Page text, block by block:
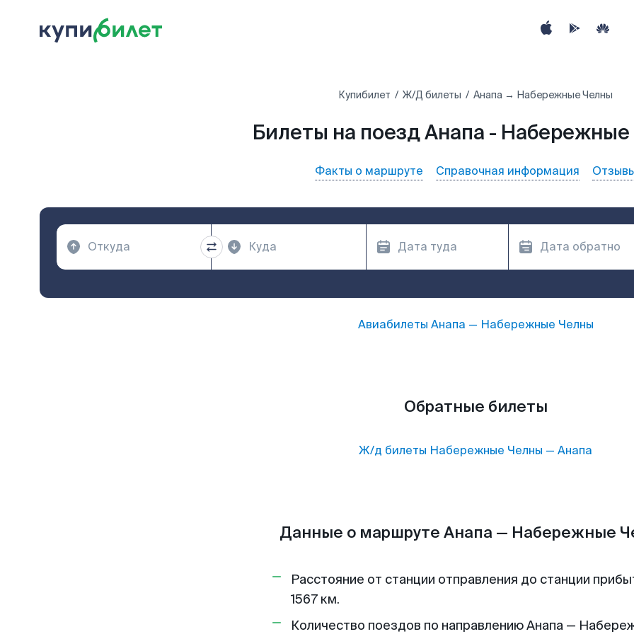
Купибилет Ж/Д билеты Анапа → Набережные Челны
Билеты на поезд Анапа -
Факты о маршруте Справочная информация
Авиабилеты Анапа — Набережные Челны
Обратные билеты
Ж/д билеты Набережные Челны — Анапа
Данные о маршруте Анапа — Набережные
Расстояние от станции отправления до станции
1567 км.
Количество поездов по направлению Анапа —